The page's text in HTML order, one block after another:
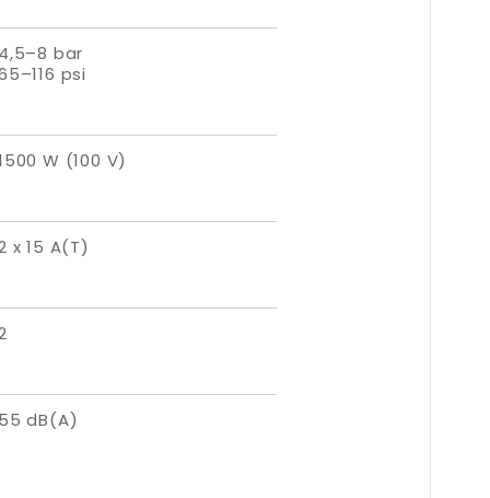
4,5–8 bar
psi
W (100 V)
x 15 A(T)
55 dB(A)